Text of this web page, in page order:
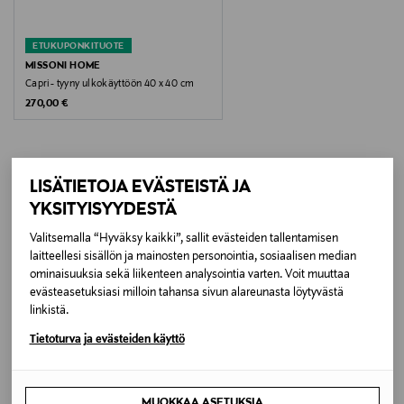
LISÄTIETOJA EVÄSTEISTÄ JA
YKSITYISYYDESTÄ
Valitsemalla “Hyväksy kaikki”, sallit evästeiden tallentamisen
laitteellesi sisällön ja mainosten personointia, sosiaalisen median
ominaisuuksia sekä liikenteen analysointia varten. Voit muuttaa
evästeasetuksiasi milloin tahansa sivun alareunasta löytyvästä
linkistä.
Tietoturva ja evästeiden käyttö
Koko
40 x 40 cm
Valmistusmaa
Valmistajan tuotenumero
VP0023011817
Valmistaja
BoConcept A/S
Valmistajan osoite
ETUKUPONKITUOTE
MISSONI HOME
Capri- tyyny ulkokäyttöön 40 x 40 cm
Original Price
270,00 €
LISÄÄ KIINNOSTAVIA
TUOTTEITA